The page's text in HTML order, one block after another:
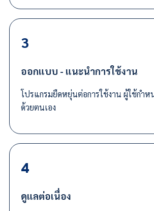
3
ออกแบบ - แนะนำการใช้งาน
โปรแกรมยืดหยุ่นต่อการใช้งาน ผู้ใช้กำห
ด้วยตนเอง
4
ดูแลต่อเนื่อง